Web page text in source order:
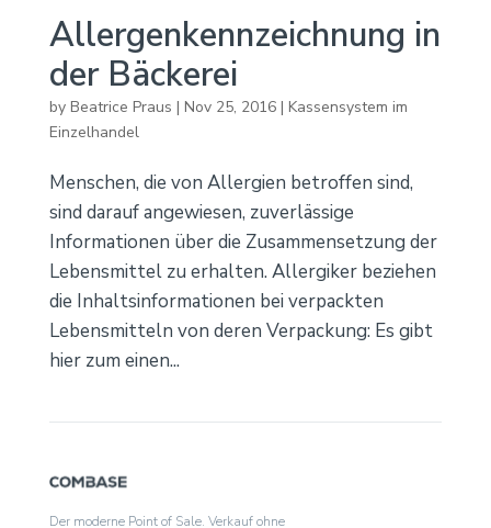
Allergenkennzeichnung in
der Bäckerei
by Beatrice Praus | Nov 25, 2016| Kassensystem im
Einzelhandel
Menschen, die von Allergien betroffen sind,
sind darauf angewiesen, zuverlässige
Informationen über die Zusammensetzung der
Lebensmittel zu erhalten. Allergiker beziehen
die Inhaltsinformationen bei verpackten
Lebensmitteln von deren Verpackung: Es gibt
hier zum einen...
Der moderne Point of Sale. Verkauf ohne